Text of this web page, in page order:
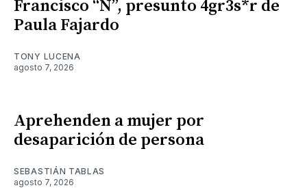
Francisco “N”, presunto 4gr3s*r de
Paula Fajardo
TONY LUCENA
agosto 7, 2026
Aprehenden a mujer por
desaparición de persona
SEBASTIÁN TABLAS
agosto 7, 2026